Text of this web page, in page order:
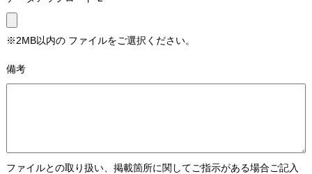
※2MB以内の ファイルをご選択ください。
備考
ファイルとの取り扱い、掲載箇所に関してご指示がある場合ご記入